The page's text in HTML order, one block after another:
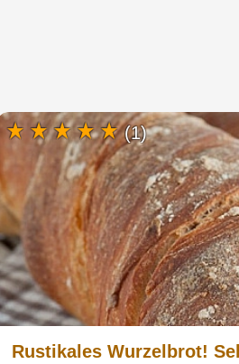
Rustikales Wurzelbrot!
(1)